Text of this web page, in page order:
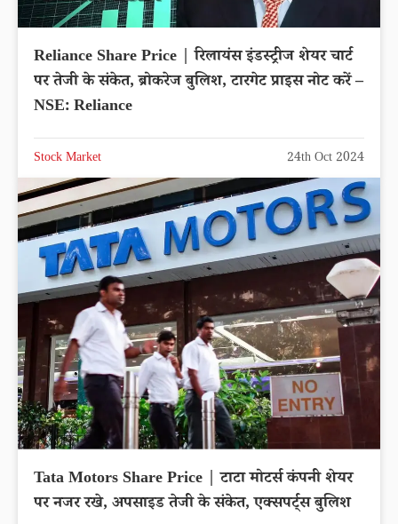
Reliance Share Price | रिलायंस इंडस्ट्रीज शेयर चार्ट
पर तेजी के संकेत, ब्रोकरेज बुलिश, टारगेट प्राइस नोट करें –
NSE: Reliance
Stock Market 24th Oct 2024
Tata Motors Share Price | टाटा मोटर्स कंपनी शेयर
पर नजर रखे, अपसाइड तेजी के संकेत, एक्सपर्ट्स बुलिश